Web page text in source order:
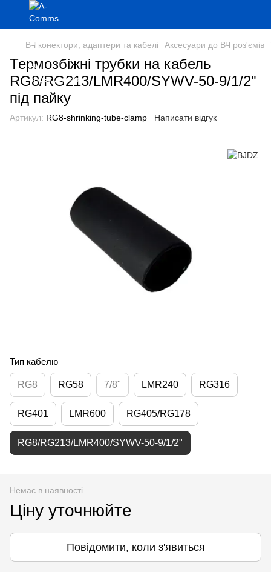
ВЧ конектори, адаптери та кабелі Аксесуари до ВЧ роз'ємів
Термозбіжні трубки на кабель
RG8/RG213/LMR400/SYWV-50-9/1/2"
під пайку
Артикул: RG8-shrinking-tube-clamp Написати відгук
Тип кабелю
RG8 RG58 7/8" LMR240 RG316
RG401 LMR600 RG405/RG178
RG8/RG213/LMR400/SYWV-50-9/1/2"
Немає в наявності
Ціну уточнюйте
Повідомити, коли з'явиться